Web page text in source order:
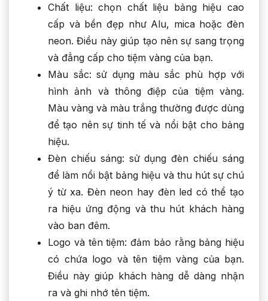
Chất liệu: chọn chất liệu bảng hiệu cao
cấp và bền đẹp như Alu, mica hoặc đèn
neon. Điều này giúp tạo nên sự sang trọng
và đẳng cấp cho tiệm vàng của bạn.
Màu sắc: sử dụng màu sắc phù hợp với
hình ảnh và thông điệp của tiệm vàng.
Màu vàng và màu trắng thường được dùng
để tạo nên sự tinh tế và nổi bật cho bảng
hiệu.
Đèn chiếu sáng: sử dụng đèn chiếu sáng
để làm nổi bật bảng hiệu và thu hút sự chú
ý từ xa. Đèn neon hay đèn led có thể tạo
ra hiệu ứng động và thu hút khách hàng
vào ban đêm.
Logo và tên tiệm: đảm bảo rằng bảng hiệu
có chứa logo và tên tiệm vàng của bạn.
Điều này giúp khách hàng dễ dàng nhận
ra và ghi nhớ tên tiệm.